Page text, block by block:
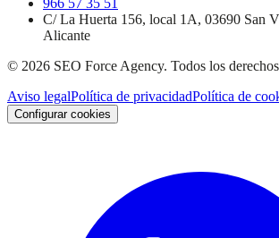
966 57 35 51
C/ La Huerta 156, local 1A, 03690 San
Alicante
© 2026 SEO Force Agency. Todos los
Aviso legalPolítica de privacidadPolítica de
Configurar cookies